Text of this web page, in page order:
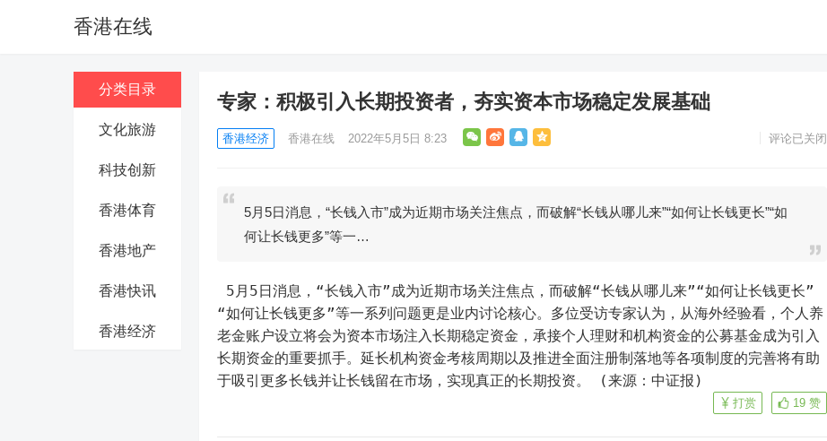
香港在线
分类目录
文化旅游
科技创新
香港体育
香港地产
香港快讯
香港经济
专家：积极引入长期投资者，夯实资本市场稳定发展基础
香港经济 香港在线 2022年5月5日 8:23 评论已关闭
5月5日消息，“长钱入市”成为近期市场关注焦点，而破解“长钱从哪儿来”“如何让长钱更长”“如
何让长钱更多”等一…
“如何让长钱更多”等一系列问题更是业内讨论核心。多位受访专家认为，从海外经验看，个人养
老金账户设立将会为资本市场注入长期稳定资金，承接个人理财和机构资金的公募基金成为引入
长期资金的重要抓手。延长机构资金考核周期以及推进全面注册制落地等各项制度的完善将有助
于吸引更多长钱并让长钱留在市场，实现真正的长期投资。 (来源：中证报)
19 赞
打赏